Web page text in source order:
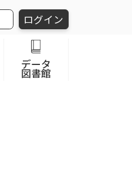
ログイン
データ
図書館